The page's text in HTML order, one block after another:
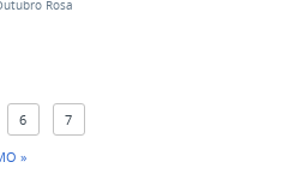
Rosa
6 7
»